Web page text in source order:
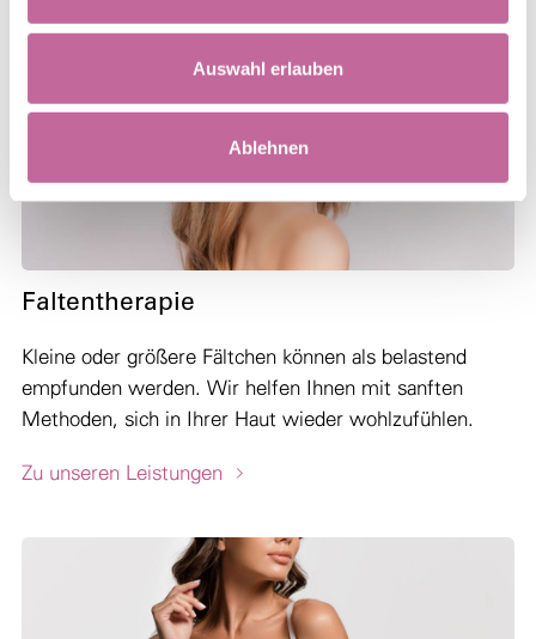
Auswahl erlauben
Ablehnen
Faltentherapie
Kleine oder größere Fältchen können als belastend
empfunden werden. Wir helfen Ihnen mit sanften
Methoden, sich in Ihrer Haut wieder wohlzufühlen.
Zu unseren Leistungen